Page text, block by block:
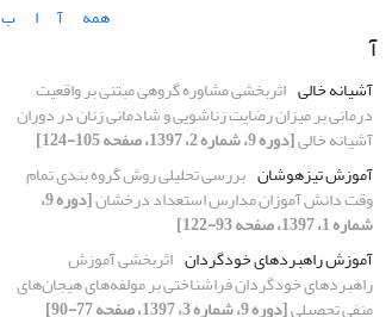
همه
آ ا ب
آ
آشیانه خالی اثربخشی مشاوره گروهی مبتنی بر واقعیت
درمانی بر میزان رضایت زناشویی و شادمانی زنان در دوران
آشیانه خالی[دوره 9، شماره 2، 1397، صفحه 105-124]
آموزش تیزهوشان بررسی تحلیلی روش گروه بندی تمام
وقت دانش آموزان مدارس استعداد درخشان [دوره 9،
شماره 1، 1397، صفحه 93-122]
آموزش راهبردهای خودگردان اثربخشی آموزش
راهبردهای خودگردان فراشناختی بر مولفه‌های هیجان‌های
منفی تحصیلی[دوره 9، شماره 3، 1397، صفحه 77-90]